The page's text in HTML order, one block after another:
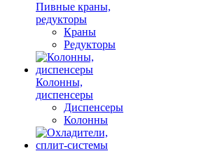
Пивные краны,
редукторы
Краны
Редукторы
Колонны,
диспенсеры
Диспенсеры
Колонны